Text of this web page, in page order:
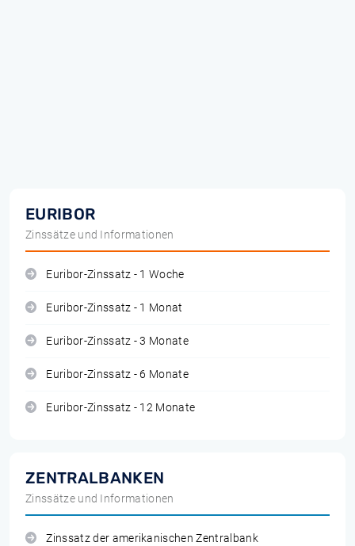
EURIBOR
Zinssätze und Informationen
Euribor-Zinssatz - 1 Woche
Euribor-Zinssatz - 1 Monat
Euribor-Zinssatz - 3 Monate
Euribor-Zinssatz - 6 Monate
Euribor-Zinssatz - 12 Monate
ZENTRALBANKEN
Zinssätze und Informationen
Zinssatz der amerikanischen Zentralbank